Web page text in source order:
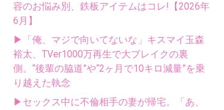
容のお悩み別、鉄板アイテムはコレ!【2026年
6月】
▶「俺、マジで向いてないな」キスマイ玉森
裕太、TVer1000万再生で大ブレイクの裏
側。“後輩の脇道”や“2ヶ月で10キロ減量”を乗
り越えた執念
▶セックス中に不倫相手の妻が帰宅。「あ、